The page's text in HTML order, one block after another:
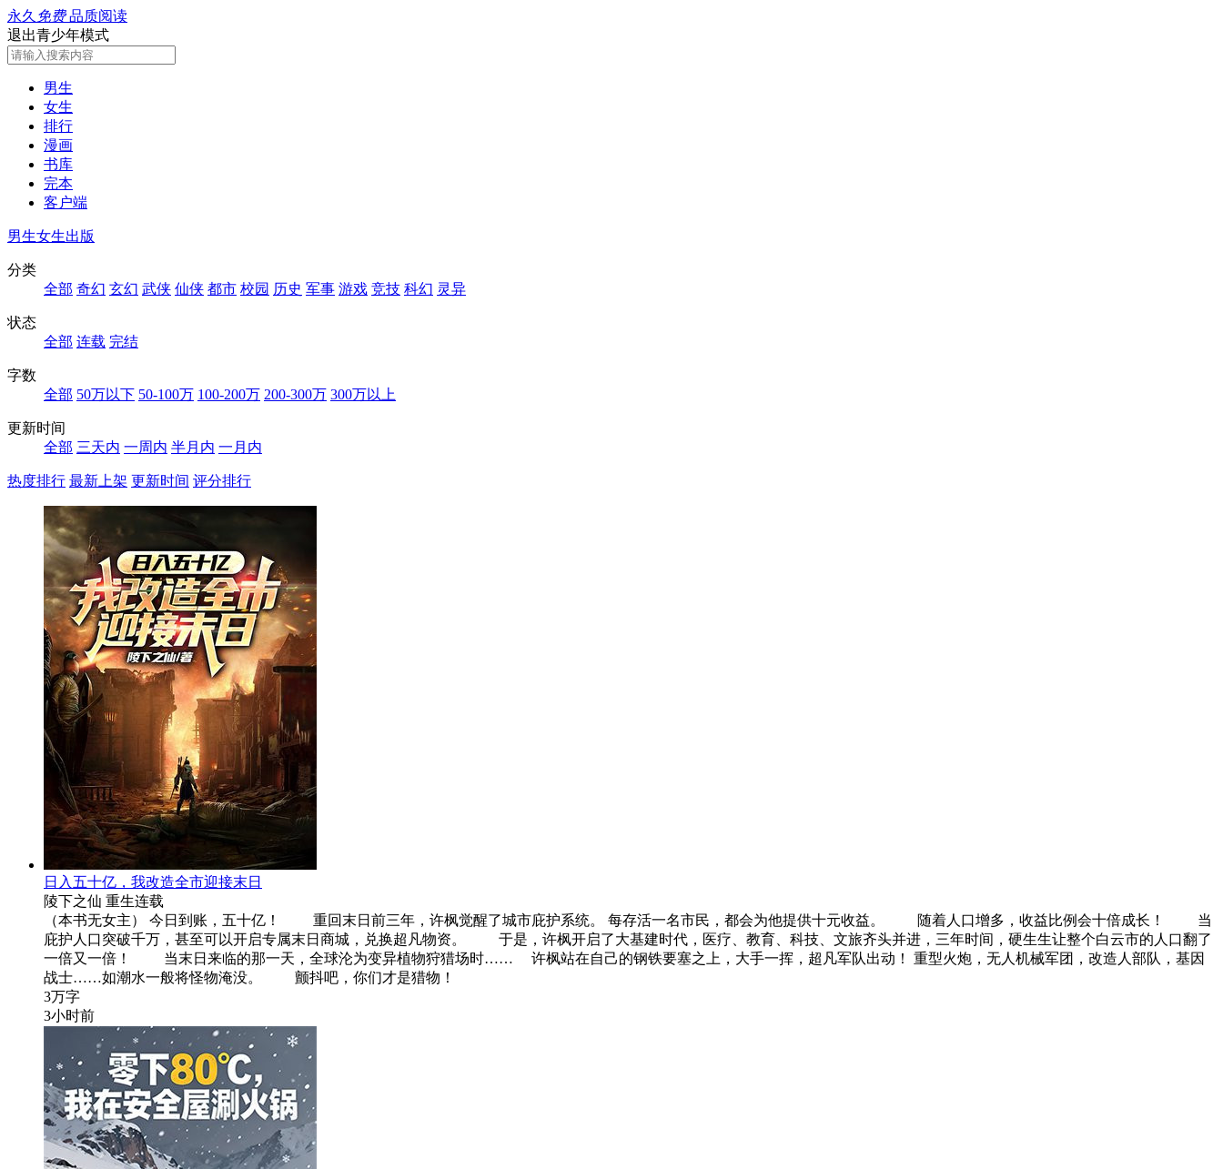
永久 免费品质阅读
退出青少年模式
男生
女生
排行
漫画
书库
完本
客户端
男生女生出版
分类
全部 奇幻 玄幻 武侠 仙侠 都市 校园 历史 军事 游戏 竞技 科幻 灵异
状态
全部 连载 完结
字数
全部 50万以下 50-100万 100-200万 200-300万 300万以上
更新时间
全部 三天内 一周内 半月内 一月内
热度排行 最新上架 更新时间 评分排行
日入五十亿，我改造全市迎接末日
陵下之仙 重生连载
（本书无女主） 今日到账，五十亿！ 重回末日前三年，许枫觉醒了城市庇护系统。 每存活一名市民，都会为他提供十元收益。 随着人口增多，收益比例会十倍成长！ 当
庇护人口突破千万，甚至可以开启专属末日商城，兑换超凡物资。 于是，许枫开启了大基建时代，医疗、教育、科技、文旅齐头并进，三年时间，硬生生让整个白云市的人口翻了
一倍又一倍！ 当末日来临的那一天，全球沦为变异植物狩猎场时…… 许枫站在自己的钢铁要塞之上，大手一挥，超凡军队出动！ 重型火炮，无人机械军团，改造人部队，基因
战士……如潮水一般将怪物淹没。 颤抖吧，你们才是猎物！
3万字
3小时前